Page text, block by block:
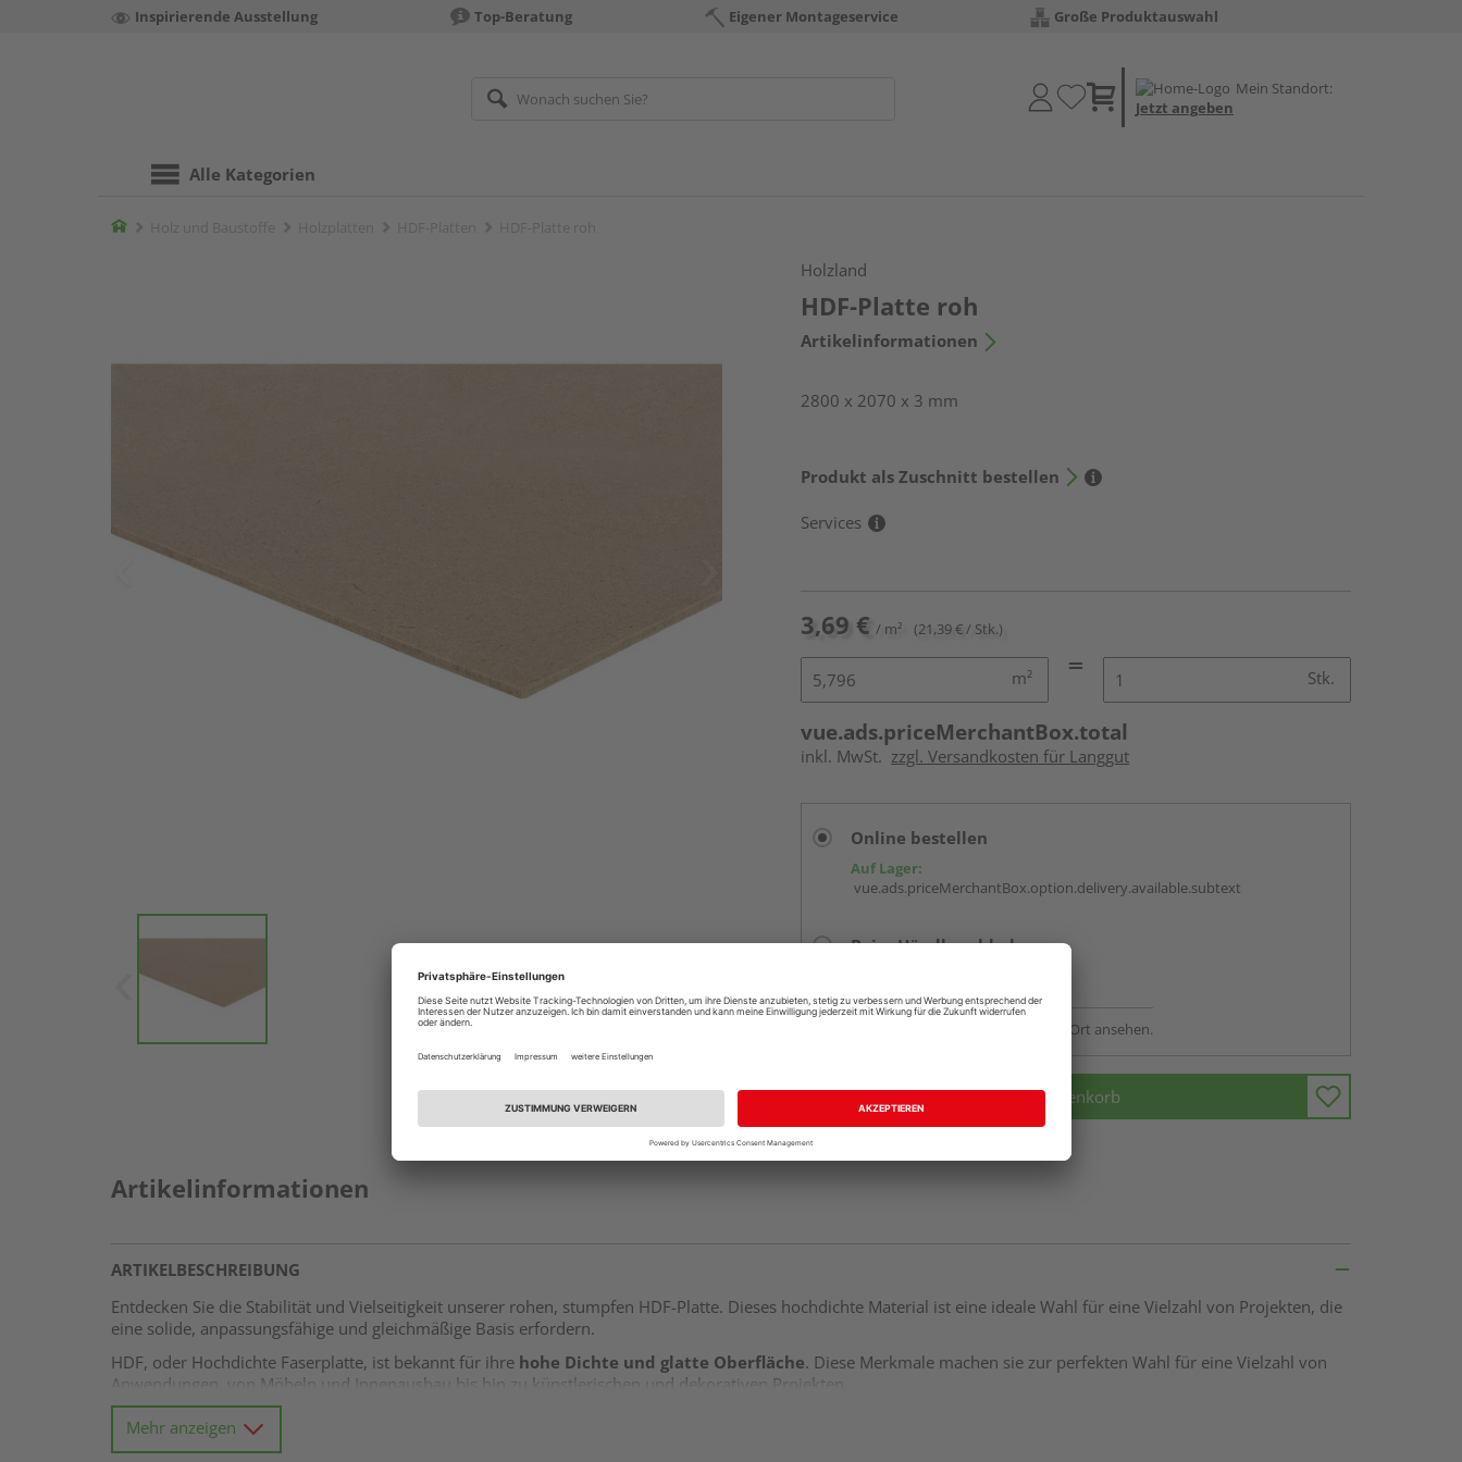
Inspirierende Ausstellung Top-Beratung Eigener Montageservice Große Produktauswahl
Mein Standort:
Jetzt angeben
Alle Kategorien
Home
Holzland
HDF-Platte roh
Artikelinformationen
2800 x 2070 x 3 mm
Produkt als Zuschnitt bestellen
Services
3,69 € / m² (21,39 € / Stk.)
m² Stk.
vue.ads.priceMerchantBox.total
inkl. MwSt. zzgl. Versandkosten für Langgut
Online bestellen
Auf Lager:
vue.ads.priceMerchantBox.option.delivery.available.subtext
Beim Händler abholen
Verfügbar in der Ausstellung - vor Ort ansehen.
In den Warenkorb
Artikelinformationen
ARTIKELBESCHREIBUNG
Entdecken Sie die Stabilität und Vielseitigkeit unserer rohen, stumpfen HDF-Platte. Dieses hochdichte Material ist eine ideale Wahl für eine Vielzahl von Projekten, die
eine solide, anpassungsfähige und gleichmäßige Basis erfordern.
HDF, oder Hochdichte Faserplatte, ist bekannt für ihre hohe Dichte und glatte Oberfläche. Diese Merkmale machen sie zur perfekten Wahl für eine Vielzahl von
Anwendungen, von Möbeln und Innenausbau bis hin zu künstlerischen und dekorativen Projekten.
Ein besonderes Merkmal dieser HDF-Platte ist ihre
Anpassung an Ihr spezifisches Projekt. Sie ermöglicht es Ihnen, die Platte auf die genaue Größe und Form zuzuschneiden, die Sie benötigen, ohne durch vorgegebene
Mehr anzeigen